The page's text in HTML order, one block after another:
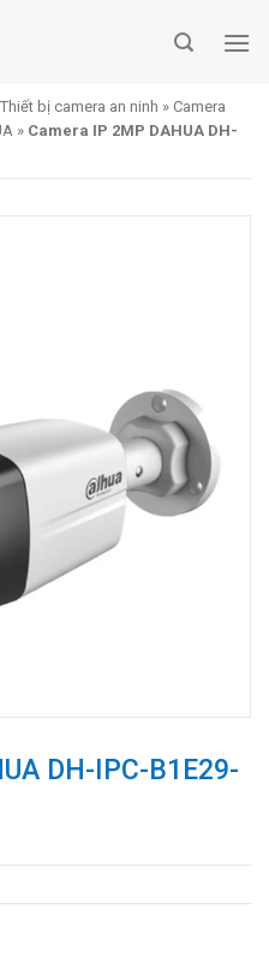
Thiết bị camera an ninh » Camera
» Camera IP 2MP DAHUA DH-
DH-IPC-B1E29-